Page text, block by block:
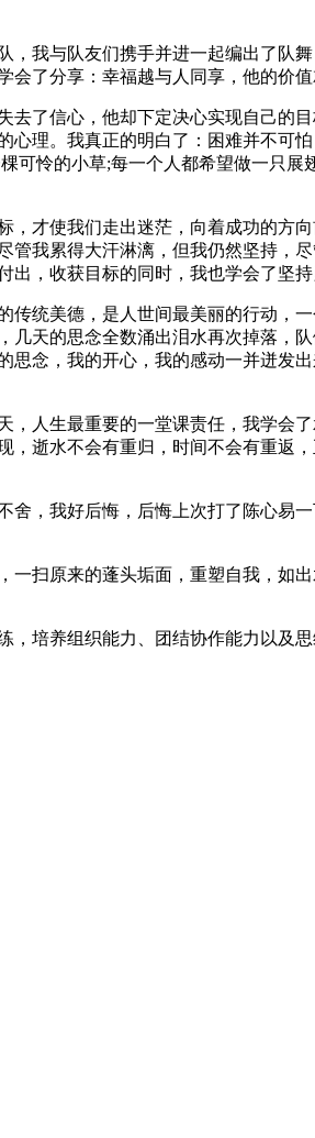
我与队友们携手并进一起编出了队
了分享：幸福越与人同享，他的价值
了信心，他却下定决心实现自己的
理。我真正的明白了：困难并不可
可怜的小草;每一个人都希望做一只
才使我们走出迷茫，向着成功的方
我累得大汗淋漓，但我仍然坚持，
，收获目标的同时，我也学会了坚持
统美德，是人世间最美丽的行动，
天的思念全数涌出泪水再次掉落，
念，我的开心，我的感动一并迸发
人生最重要的一堂课责任，我学会
，逝水不会有重归，时间不会有重
，我好后悔，后悔上次打了陈心易
扫原来的蓬头垢面，重塑自我，如
培养组织能力、团结协作能力以及思